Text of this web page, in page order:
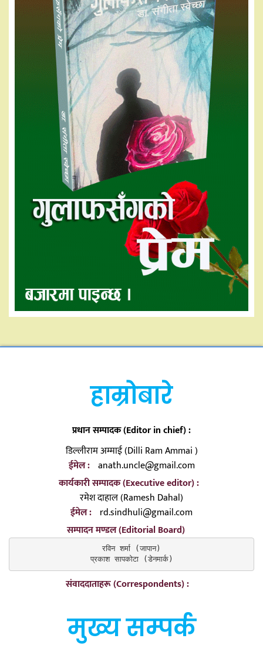
हाम्रोबारे
प्रधान सम्पादक (Editor in chief) :
डिल्लीराम अम्माई (Dilli Ram Ammai )
ईमेल : anath.uncle@gmail.com
कार्यकारी सम्पादक (Executive editor) :
रमेश दाहाल (Ramesh Dahal)
ईमेल : rd.sindhuli@gmail.com
सम्पादन मण्डल (Editorial Board)
रविन शर्मा (जापान)
प्रकाश सापकोटा (डेनमार्क)
संवाददाताहरू (Correspondents) :
मुख्य सम्पर्क